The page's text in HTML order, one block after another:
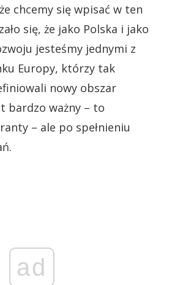
chcemy się wpisać w ten
się, że jako Polska i jako
jesteśmy jednymi z
Europy, którzy tak
nowy obszar
bardzo ważny – to
– ale po spełnieniu
ad